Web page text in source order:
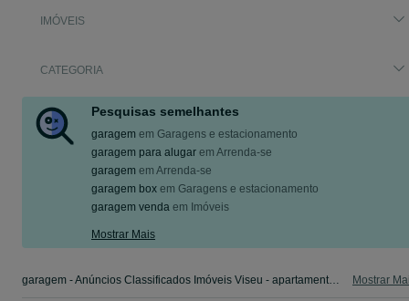
IMÓVEIS
CATEGORIA
Pesquisas semelhantes
garagem em Garagens e estacionamento
garagem para alugar em Arrenda-se
garagem em Arrenda-se
garagem box em Garagens e estacionamento
garagem venda em Imóveis
Mostrar Mais
garagem - Anúncios Classificados Imóveis Viseu - apartamentos, casas para arrendar, para vender. Veja os anúncios ou publique o seu anúncio de Imóveis grátis no OLX. Mostrar